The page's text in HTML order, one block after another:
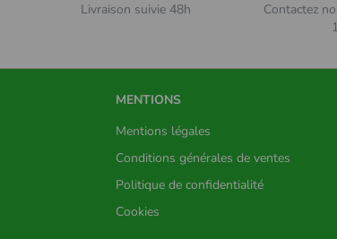
Livraison suivie 48h
Contactez
MENTIONS
Mentions légales
Conditions générales de ventes
Politique de confidentialité
Cookies